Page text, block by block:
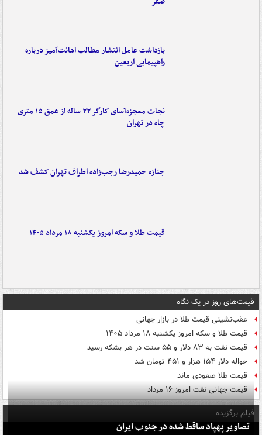
بازداشت عامل انتشار مطالب اهانت‌آمیز درباره
راهپیمایی اربعین
نجات معجزه‌آسای کارگر ۲۲ ساله از عمق ۱۵ متری
چاه در تهران
جنازه حمیدرضا رجب‌زاده اطراف تهران کشف شد
قیمت طلا و سکه امروز یکشنبه ۱۸ مرداد ۱۴۰۵
قیمت‌های روز در یک نگاه
عقب‌نشینی قیمت طلا در بازار جهانی
قیمت طلا و سکه امروز یکشنبه ۱۸ مرداد ۱۴۰۵
قیمت نفت به ۸۳ دلار و ۵۵ سنت در هر بشکه رسید
حواله دلار ۱۵۴ هزار و ۴۵۱ تومان شد
قیمت طلا صعودی ماند
قیمت جهانی نفت امروز ۱۶ مرداد
فیلم برگزیده
تصاویر پهپاد ساقط شده در جنوب ایران